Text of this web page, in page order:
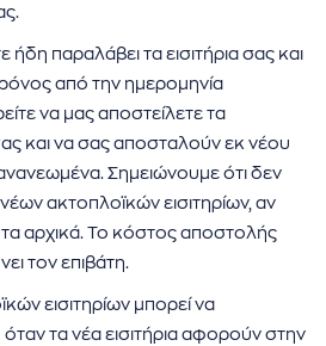
παραλάβει τα εισιτήρια σας και
από την ημερομηνία
να μας αποστείλετε τα
και να σας αποσταλούν εκ νέου
Σημειώνουμε ότι δεν
ακτοπλοϊκών εισιτηρίων, αν
αρχικά. Το κόστος αποστολής
τον επιβάτη.
εισιτηρίων μπορεί να
τα νέα εισιτήρια αφορούν στην